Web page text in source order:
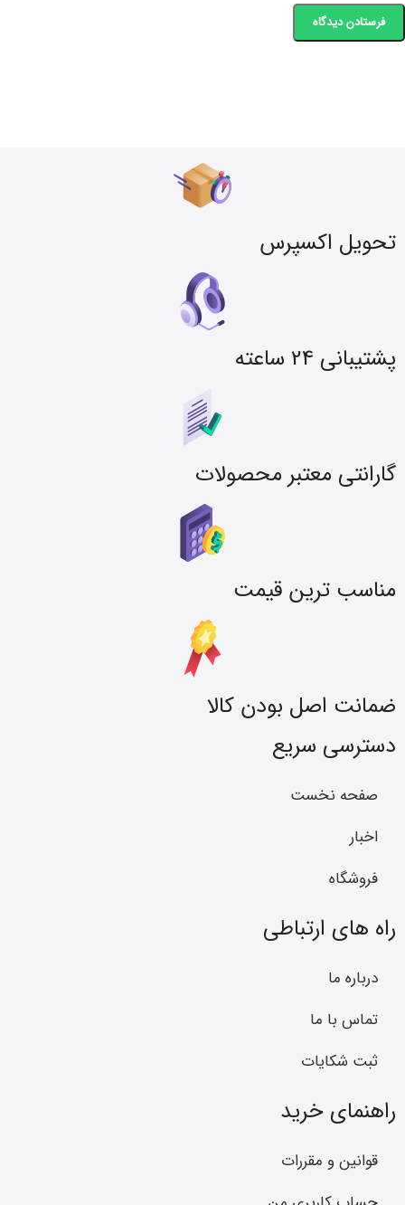
تحویل اکسپرس
پشتیبانی 24 ساعته
گارانتی معتبر محصولات
مناسب ترین قیمت
ضمانت اصل بودن کالا
دسترسی سریع
صفحه نخست
اخبار
فروشگاه
راه های ارتباطی
درباره ما
تماس با ما
ثبت شکایات
راهنمای خرید
قوانین و مقررات